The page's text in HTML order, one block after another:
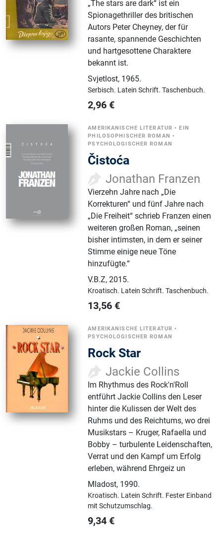
„The stars are dark“ ist ein
Spionagethriller des britischen
Autors Peter Cheyney, der für
rasante, spannende Geschichten
und hartgesottene Charaktere
bekannt ist.
Svjetlost, 1965.
Serbisch. Latein Schrift.Taschenbuch.
2,96 €
AMERIKANISCHE LITERATUR • EIN
PHILOSOPHISCHER ROMAN •
PSYCHOLOGISCHER ROMAN
Čistoća
Jonathan Franzen
Vierzehn Jahre nach „Die
Korrekturen“ und fünf Jahre nach
„Die Freiheit“ schrieb Franzen einen
weiteren großen Roman, „seinen
bisher intimsten, in dem er seiner
Stimme einige neue Töne
hinzufügte.“
V.B.Z,2015.
Kroatisch. Latein Schrift.Taschenbuch.
13,56 €
AMERIKANISCHE LITERATUR •
PSYCHOLOGISCHER ROMAN
Rock Star
Jackie Collins
Im Rhythmus des Rock'n'Roll
entführt Jackie Collins den Leser
hinter die Kulissen der Welt des
Ruhms und des Reichtums, wo drei
Musikstars – Kruger, Rafaella und
Bobby – turbulente Leidenschaften,
Verrat und den Kampf um Erfolg
erleben, während Ehrgeiz un
Mladost, 1990.
Kroatisch. Latein Schrift. Fester Einband
mit Schutzumschlag.
9,34 €